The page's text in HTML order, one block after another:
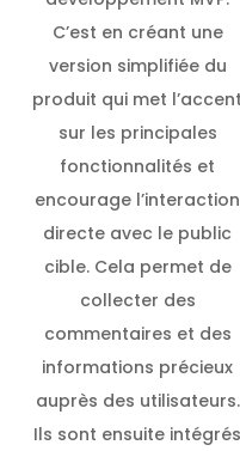
C’est en créant une
version simplifiée du
produit qui met
sur les principales
fonctionnalités et
encourage l’interaction
directe avec le public
cible. Cela permet de
collecter des
commentaires et des
informations précieux
auprès des utilisateurs.
Ils sont ensuite